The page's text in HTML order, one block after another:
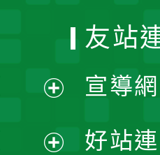
友站
宣導
好站